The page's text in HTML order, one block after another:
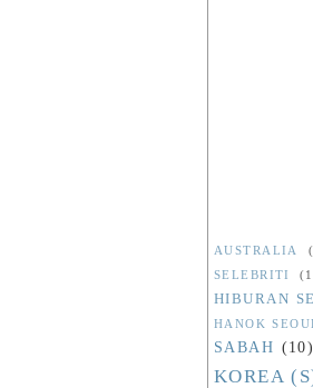
AUSTRALIA
SELEBRITI
HIBURAN
HANOK
SABAH (10)
KOREA